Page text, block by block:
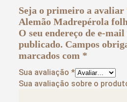
Seja o primeiro a avaliar
Alemão Madrepérola
O seu endereço de e-mail
publicado. Campos
marcados com *
Sua avaliação *
Sua avaliação sobre o